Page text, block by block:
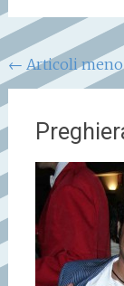
articoli
← Articoli